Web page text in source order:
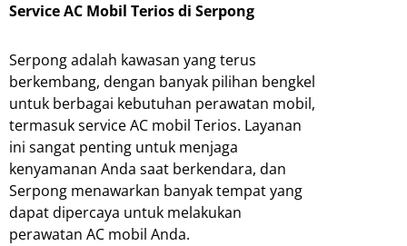
Service AC Mobil Terios di Serpong
Serpong adalah kawasan yang terus
berkembang, dengan banyak pilihan bengkel
untuk berbagai kebutuhan perawatan mobil,
termasuk service AC mobil Terios. Layanan
ini sangat penting untuk menjaga
kenyamanan Anda saat berkendara, dan
Serpong menawarkan banyak tempat yang
dapat dipercaya untuk melakukan
perawatan AC mobil Anda.